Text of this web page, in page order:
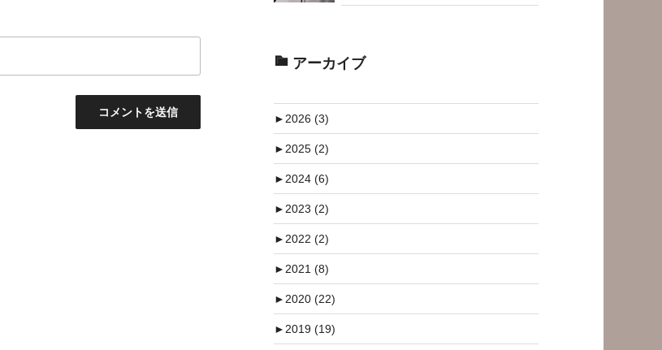
アーカイブ
►2026 (3)
►2025 (2)
►2024 (6)
►2023 (2)
►2022 (2)
►2021 (8)
►2020 (22)
►2019 (19)